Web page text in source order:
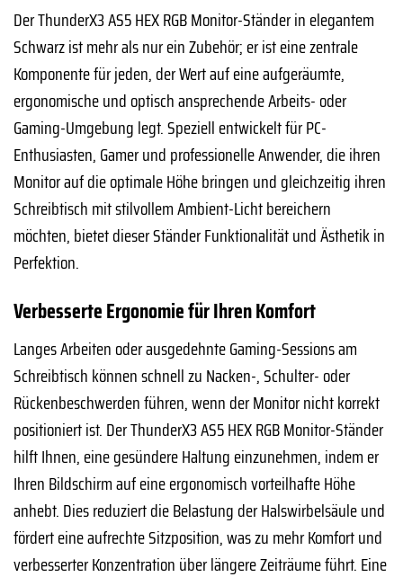
Der ThunderX3 AS5 HEX RGB Monitor-Ständer in elegantem
Schwarz ist mehr als nur ein Zubehör; er ist eine zentrale
Komponente für jeden, der Wert auf eine aufgeräumte,
ergonomische und optisch ansprechende Arbeits- oder
Gaming-Umgebung legt. Speziell entwickelt für PC-
Enthusiasten, Gamer und professionelle Anwender, die ihren
Monitor auf die optimale Höhe bringen und gleichzeitig ihren
Schreibtisch mit stilvollem Ambient-Licht bereichern
möchten, bietet dieser Ständer Funktionalität und Ästhetik in
Perfektion.
Verbesserte Ergonomie für Ihren Komfort
Langes Arbeiten oder ausgedehnte Gaming-Sessions am
Schreibtisch können schnell zu Nacken-, Schulter- oder
Rückenbeschwerden führen, wenn der Monitor nicht korrekt
positioniert ist. Der ThunderX3 AS5 HEX RGB Monitor-Ständer
hilft Ihnen, eine gesündere Haltung einzunehmen, indem er
Ihren Bildschirm auf eine ergonomisch vorteilhafte Höhe
anhebt. Dies reduziert die Belastung der Halswirbelsäule und
fördert eine aufrechte Sitzposition, was zu mehr Komfort und
verbesserter Konzentration über längere Zeiträume führt. Eine